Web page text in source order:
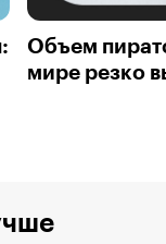
Объем
мире резко